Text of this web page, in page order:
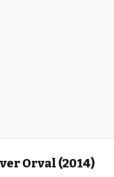
Orval (2014)